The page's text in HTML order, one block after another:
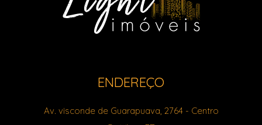
ENDEREÇO
Av. visconde de Guarapuava, 2764- Centro